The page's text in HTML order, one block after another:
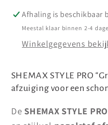
Afhaling is beschikbaar
Meestal klaar binnen 2-4
Winkelgegevens
SHEMAX STYLE PRO
afzuiging voor een
De SHEMAX STYLE